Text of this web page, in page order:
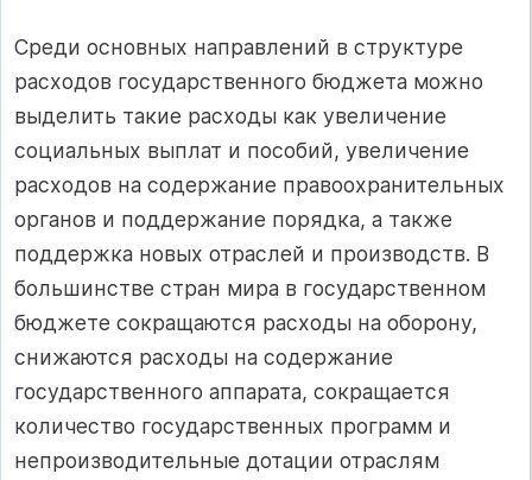
Среди основных направлений в структуре
расходов государственного бюджета можно
выделить такие расходы как увеличение
социальных выплат и пособий, увеличение
расходов на содержание правоохранительных
органов и поддержание порядка, а также
поддержка новых отраслей и производств. В
большинстве стран мира в государственном
бюджете сокращаются расходы на оборону,
снижаются расходы на содержание
государственного аппарата, сокращается
количество государственных программ и
непроизводительные дотации отраслям